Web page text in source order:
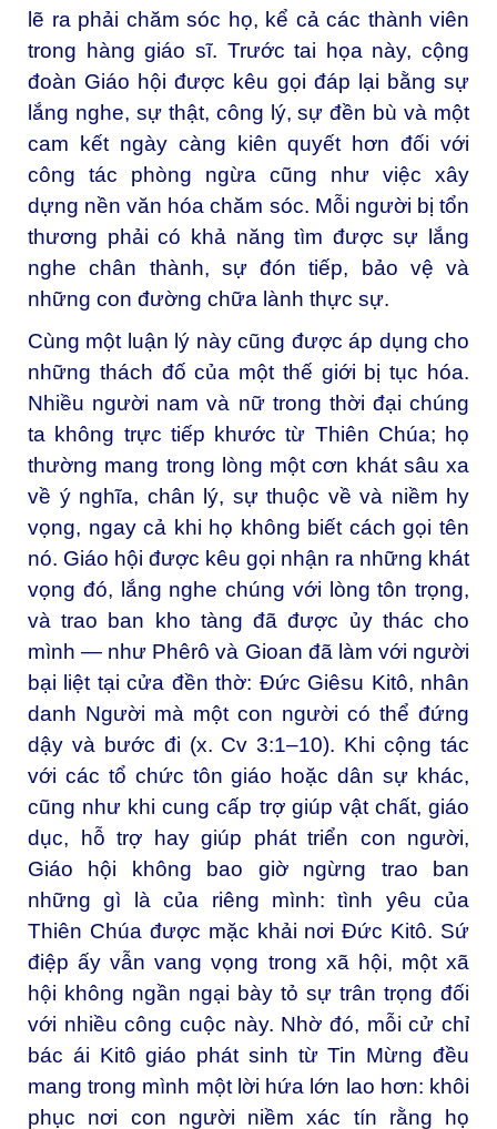
lẽ ra phải chăm sóc họ, kể cả các thành viên
trong hàng giáo sĩ. Trước tai họa này, cộng
đoàn Giáo hội được kêu gọi đáp lại bằng sự
lắng nghe, sự thật, công lý, sự đền bù và một
cam kết ngày càng kiên quyết hơn đối với
công tác phòng ngừa cũng như việc xây
dựng nền văn hóa chăm sóc. Mỗi người bị tổn
thương phải có khả năng tìm được sự lắng
nghe chân thành, sự đón tiếp, bảo vệ và
những con đường chữa lành thực sự.
Cùng một luận lý này cũng được áp dụng cho
những thách đố của một thế giới bị tục hóa.
Nhiều người nam và nữ trong thời đại chúng
ta không trực tiếp khước từ Thiên Chúa; họ
thường mang trong lòng một cơn khát sâu xa
về ý nghĩa, chân lý, sự thuộc về và niềm hy
vọng, ngay cả khi họ không biết cách gọi tên
nó. Giáo hội được kêu gọi nhận ra những khát
vọng đó, lắng nghe chúng với lòng tôn trọng,
và trao ban kho tàng đã được ủy thác cho
mình — như Phêrô và Gioan đã làm với người
bại liệt tại cửa đền thờ: Đức Giêsu Kitô, nhân
danh Người mà một con người có thể đứng
dậy và bước đi (x. Cv 3:1–10). Khi cộng tác
với các tổ chức tôn giáo hoặc dân sự khác,
cũng như khi cung cấp trợ giúp vật chất, giáo
dục, hỗ trợ hay giúp phát triển con người,
Giáo hội không bao giờ ngừng trao ban
những gì là của riêng mình: tình yêu của
Thiên Chúa được mặc khải nơi Đức Kitô. Sứ
điệp ấy vẫn vang vọng trong xã hội, một xã
hội không ngần ngại bày tỏ sự trân trọng đối
với nhiều công cuộc này. Nhờ đó, mỗi cử chỉ
bác ái Kitô giáo phát sinh từ Tin Mừng đều
mang trong mình một lời hứa lớn lao hơn: khôi
phục nơi con người niềm xác tín rằng họ